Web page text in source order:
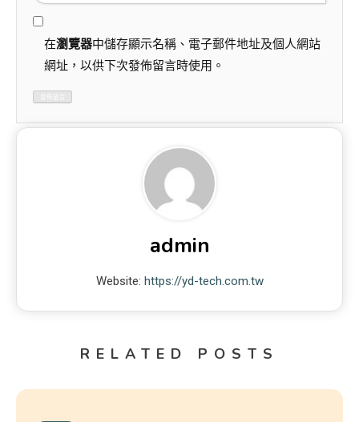
在瀏覽器中儲存顯示名稱、電子郵件地址及個人網站
網址，以供下次發佈留言時使用。
admin
Website: https://yd-tech.com.tw
RELATED POSTS